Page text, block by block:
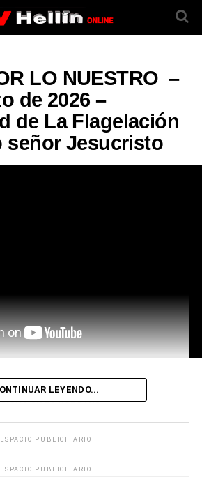
LO NUESTRO –
de 2026 –
de La Flagelación
señor Jesucristo
POR LO NUESTRO
LEYENDO...
ESPACIO PUBLICITARIO
ESPACIO PUBLICITARIO